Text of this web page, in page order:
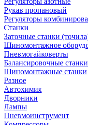
Рукав пропановый
Регуляторы
Станки
Заточные станки
Шиномонтажное
Пневмогайковерты
Балансировочные станки
Шиномонтажные станки
Разное
Автохимия
Дворники
Лампы
Пневмоинструмент